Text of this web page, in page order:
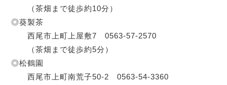
（茶畑まで徒歩約10分）
◎葵製茶
西尾市上町上屋敷7 0563-57-2570
（茶畑まで徒歩約5分）
◎松鶴園
西尾市上町南荒子50-2 0563-54-3360